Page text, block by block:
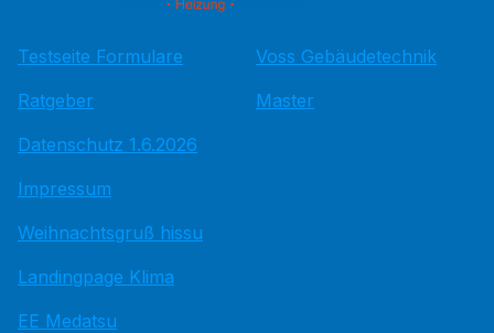
Testseite Formulare
Ratgeber
Datenschutz 1.6.2026
Impressum
Weihnachtsgruß hissu
Landingpage Klima
EE Medatsu
Voss Gebäudetechnik
Master